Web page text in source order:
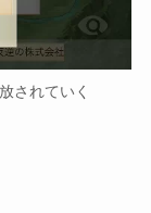
されていく